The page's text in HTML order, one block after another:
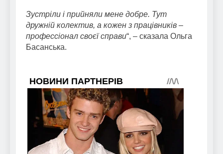
Зустріли і прийняли мене добре. Тут
дружній колектив, а кожен з працівників –
профессіонал своєї справи“, – сказала Ольга
Басанська.